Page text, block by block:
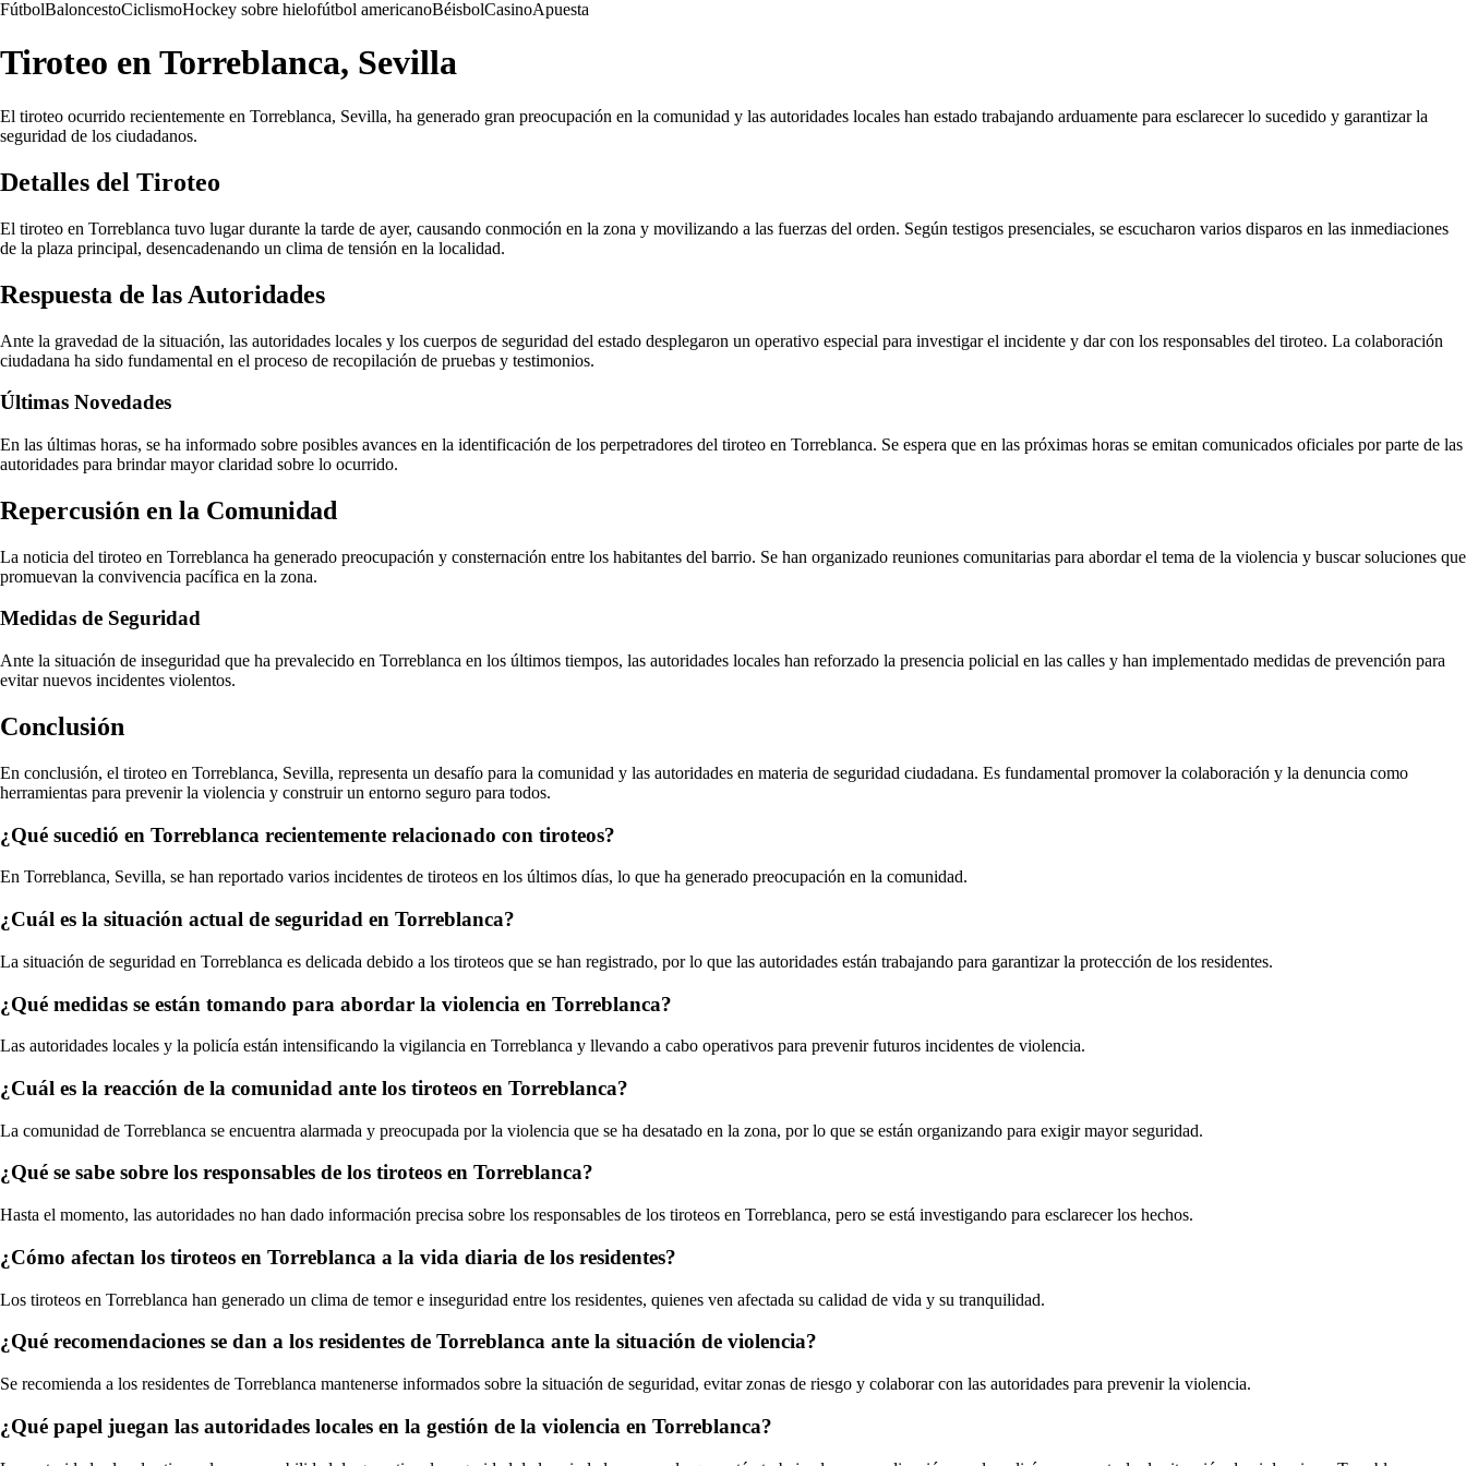
FútbolBaloncestoCiclismoHockey sobre hielofútbol americanoBéisbolCasinoApuesta
Tiroteo en Torreblanca, Sevilla
El tiroteo ocurrido recientemente en Torreblanca, Sevilla, ha generado gran preocupación en la comunidad y las autoridades locales han estado trabajando arduamente para esclarecer lo sucedido y garantizar la
seguridad de los ciudadanos.
Detalles del Tiroteo
El tiroteo en Torreblanca tuvo lugar durante la tarde de ayer, causando conmoción en la zona y movilizando a las fuerzas del orden. Según testigos presenciales, se escucharon varios disparos en las inmediaciones
de la plaza principal, desencadenando un clima de tensión en la localidad.
Respuesta de las Autoridades
Ante la gravedad de la situación, las autoridades locales y los cuerpos de seguridad del estado desplegaron un operativo especial para investigar el incidente y dar con los responsables del tiroteo. La colaboración
ciudadana ha sido fundamental en el proceso de recopilación de pruebas y testimonios.
Últimas Novedades
En las últimas horas, se ha informado sobre posibles avances en la identificación de los perpetradores del tiroteo en Torreblanca. Se espera que en las próximas horas se emitan comunicados oficiales por parte de las
autoridades para brindar mayor claridad sobre lo ocurrido.
Repercusión en la Comunidad
La noticia del tiroteo en Torreblanca ha generado preocupación y consternación entre los habitantes del barrio. Se han organizado reuniones comunitarias para abordar el tema de la violencia y buscar soluciones que
promuevan la convivencia pacífica en la zona.
Medidas de Seguridad
Ante la situación de inseguridad que ha prevalecido en Torreblanca en los últimos tiempos, las autoridades locales han reforzado la presencia policial en las calles y han implementado medidas de prevención para
evitar nuevos incidentes violentos.
Conclusión
En conclusión, el tiroteo en Torreblanca, Sevilla, representa un desafío para la comunidad y las autoridades en materia de seguridad ciudadana. Es fundamental promover la colaboración y la denuncia como
herramientas para prevenir la violencia y construir un entorno seguro para todos.
¿Qué sucedió en Torreblanca recientemente relacionado con tiroteos?
En Torreblanca, Sevilla, se han reportado varios incidentes de tiroteos en los últimos días, lo que ha generado preocupación en la comunidad.
¿Cuál es la situación actual de seguridad en Torreblanca?
La situación de seguridad en Torreblanca es delicada debido a los tiroteos que se han registrado, por lo que las autoridades están trabajando para garantizar la protección de los residentes.
¿Qué medidas se están tomando para abordar la violencia en Torreblanca?
Las autoridades locales y la policía están intensificando la vigilancia en Torreblanca y llevando a cabo operativos para prevenir futuros incidentes de violencia.
¿Cuál es la reacción de la comunidad ante los tiroteos en Torreblanca?
La comunidad de Torreblanca se encuentra alarmada y preocupada por la violencia que se ha desatado en la zona, por lo que se están organizando para exigir mayor seguridad.
¿Qué se sabe sobre los responsables de los tiroteos en Torreblanca?
Hasta el momento, las autoridades no han dado información precisa sobre los responsables de los tiroteos en Torreblanca, pero se está investigando para esclarecer los hechos.
¿Cómo afectan los tiroteos en Torreblanca a la vida diaria de los residentes?
Los tiroteos en Torreblanca han generado un clima de temor e inseguridad entre los residentes, quienes ven afectada su calidad de vida y su tranquilidad.
¿Qué recomendaciones se dan a los residentes de Torreblanca ante la situación de violencia?
Se recomienda a los residentes de Torreblanca mantenerse informados sobre la situación de seguridad, evitar zonas de riesgo y colaborar con las autoridades para prevenir la violencia.
¿Qué papel juegan las autoridades locales en la gestión de la violencia en Torreblanca?